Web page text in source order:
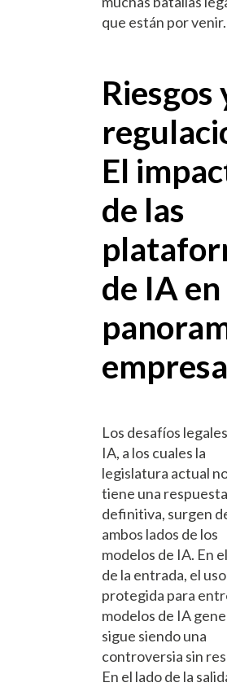
que están por venir.
Riesgos
El
de las
de IA en
Los desafíos
IA, a los cuales la
legislatura actual
tiene una respuesta
definitiva, surgen
ambos lados de los
modelos de IA. En
de la entrada, el
protegida para
modelos de IA
sigue siendo una
controversia sin
En el lado de la